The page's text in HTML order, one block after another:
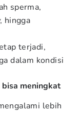
sperma,
, hingga
terjadi,
dalam kondisi
meningkat
lebih